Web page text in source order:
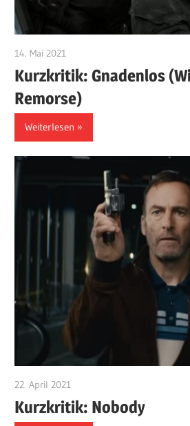
14. Mai 2021
Kurzkritik: Gnadenlos
Remorse)
Weiterlesen
22. April 2021
Kurzkritik: Nobody